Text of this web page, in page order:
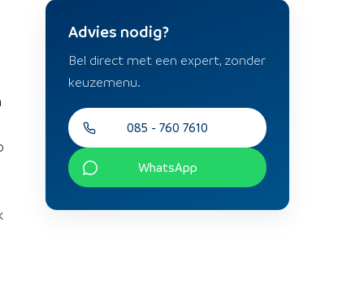
Advies nodig?
Bel direct met een expert, zonder
keuzemenu.
085 - 760 7610
WhatsApp